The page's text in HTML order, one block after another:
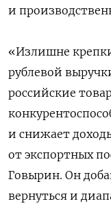
и
«Излишне
рублевой
российские
и снижает
от экспортных
Говырин. Он
вернуться и